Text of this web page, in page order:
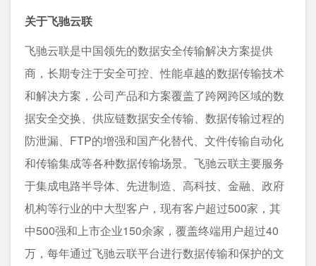
关于飞驰云联
飞驰云联是中国领先的数据安全传输解决方案提供
商，长期专注于安全可控、性能卓越的数据传输技术
和解决方案，公司产品和方案覆盖了跨网跨区域的数
据安全交换、供应链数据安全传输、数据传输过程的
防泄漏、FTP的增强和国产化替代、文件传输自动化
和传输集成等各种数据传输场景。飞驰云联主要服务
于集成电路半导体、先进制造、高科技、金融、政府
机构等行业的中大型客户，现有客户超过500家，其
中500强和上市企业150余家，覆盖终端用户超过40
万，每年通过飞驰云联平台进行数据传输和保护的文